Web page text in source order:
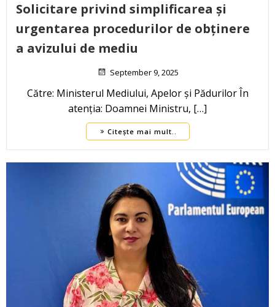
Solicitare privind simplificarea și
urgentarea procedurilor de obținere
a avizului de mediu
September 9, 2025
Către: Ministerul Mediului, Apelor și Pădurilor În
atenția: Doamnei Ministru, […]
Citește mai mult..